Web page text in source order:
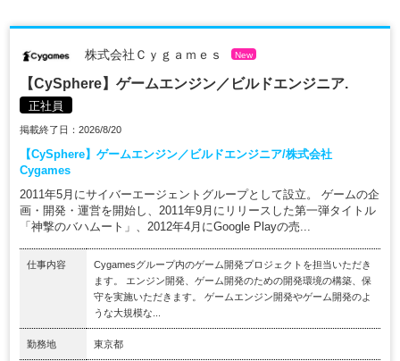
株式会社Ｃｙｇａｍｅｓ New
【CySphere】ゲームエンジン／ビルドエンジニア.
正社員
掲載終了日：2026/8/20
【CySphere】ゲームエンジン／ビルドエンジニア/株式会社
Cygames
2011年5月にサイバーエージェントグループとして設立。 ゲームの企
画・開発・運営を開始し、2011年9月にリリースした第一弾タイトル
「神撃のバハムート」、2012年4月にGoogle Playの売...
仕事内容
Cygamesグループ内のゲーム開発プロジェクトを担当いただき
ます。 エンジン開発、ゲーム開発のための開発環境の構築、保
守を実施いただきます。 ゲームエンジン開発やゲーム開発のよ
うな大規模な...
勤務地 東京都